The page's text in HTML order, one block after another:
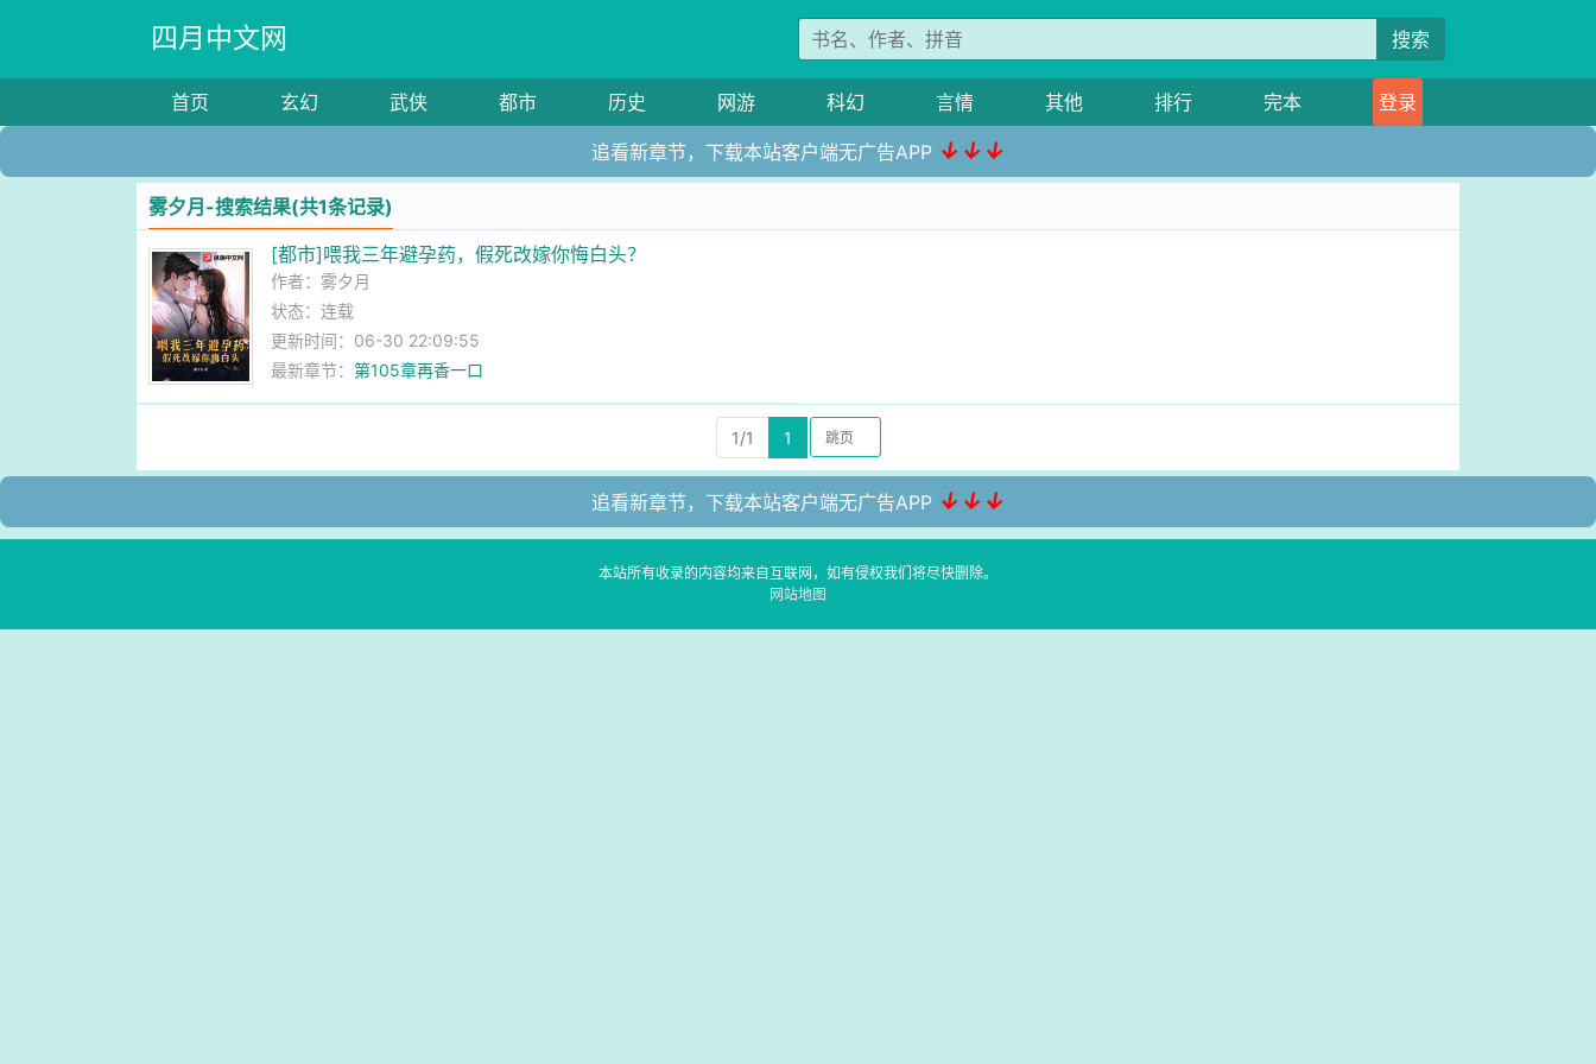
四月中文网 搜索
首页 玄幻 武侠 都市 历史 网游 科幻 言情 其他 排行 完本 登录
追看新章节，下载本站客户端无广告APP ↓↓↓
雾夕月-搜索结果(共1条记录)
[都市]喂我三年避孕药，假死改嫁你悔白头？
作者：雾夕月
状态：连载
更新时间：06-30 22:09:55
最新章节：第105章再香一口
1/1 1
追看新章节，下载本站客户端无广告APP ↓↓↓
本站所有收录的内容均来自互联网，如有侵权我们将尽快删除。
网站地图